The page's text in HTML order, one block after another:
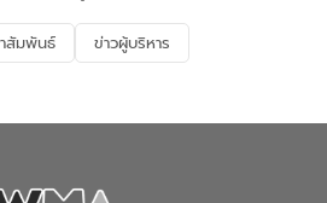
รองรับการเติบโตของเมือง รวมถึงการ
ลงทุนในอุตสาหกรรมแห่งอนาคต ตลอดจน
มุ่งตอบโจทย์ความท้าทายจากวิกฤตการ
ในครั้งนี้เป็นการดึงจุดแข็งและความ
(อจน.) มาผสานกับประสบการณ์และ
สัมพันธ์ ข่าวผู้บริหาร